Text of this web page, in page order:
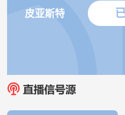
皮亚斯特